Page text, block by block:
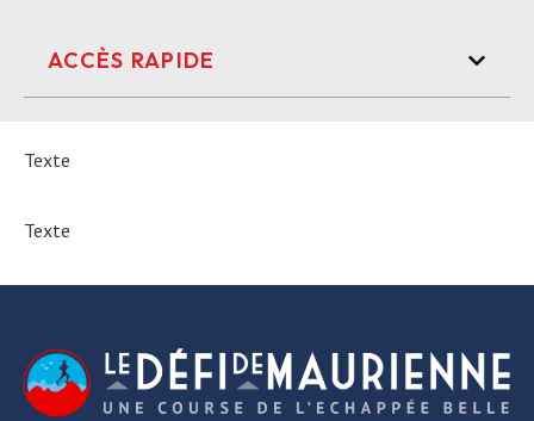
ACCÈS RAPIDE
Texte
Texte